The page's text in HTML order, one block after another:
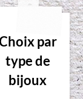
par
type de
bijoux